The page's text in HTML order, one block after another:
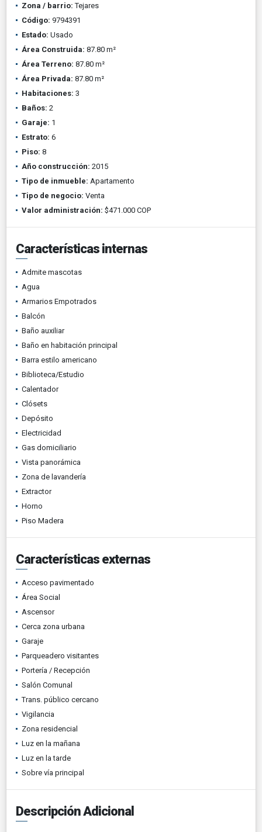
Zona / barrio: Tejares
Código: 9794391
Estado: Usado
Área Construida: 87.80 m²
Área Terreno: 87.80 m²
Área Privada: 87.80 m²
Habitaciones: 3
Baños: 2
Garaje: 1
Estrato: 6
Piso: 8
Año construcción: 2015
Tipo de inmueble: Apartamento
Tipo de negocio: Venta
Valor administración: $471.000 COP
Características internas
Admite mascotas
Agua
Armarios Empotrados
Balcón
Baño auxiliar
Baño en habitación principal
Barra estilo americano
Biblioteca/Estudio
Calentador
Clósets
Depósito
Electricidad
Gas domiciliario
Vista panorámica
Zona de lavandería
Extractor
Horno
Piso Madera
Características externas
Acceso pavimentado
Área Social
Ascensor
Cerca zona urbana
Garaje
Parqueadero visitantes
Portería / Recepción
Salón Comunal
Trans. público cercano
Vigilancia
Zona residencial
Luz en la mañana
Luz en la tarde
Sobre vía principal
Descripción Adicional